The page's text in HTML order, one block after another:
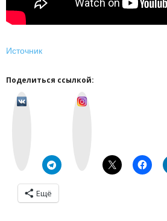
Источник
Поделиться ссылкой:
Ещё